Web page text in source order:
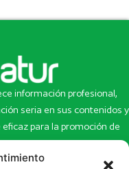
información profesional,
seria en sus contenidos y
para la promoción de